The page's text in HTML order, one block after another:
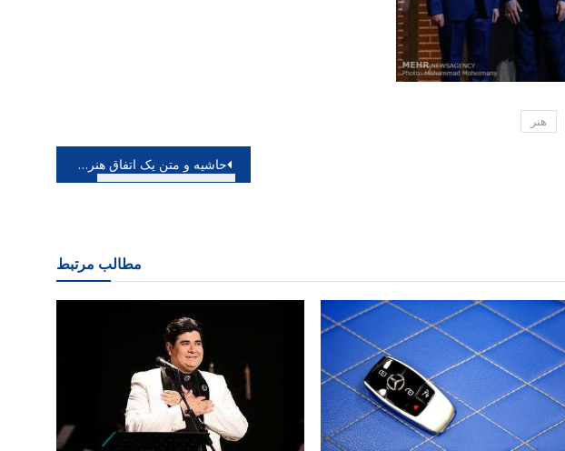
هنر
حاشیه و متن یک اتفاق هنری؛ رویاهای کودکان سنندجی رنگ واقعیت گرفت، گشایش نمایشگاهی متفاوت
مطالب مرتبط